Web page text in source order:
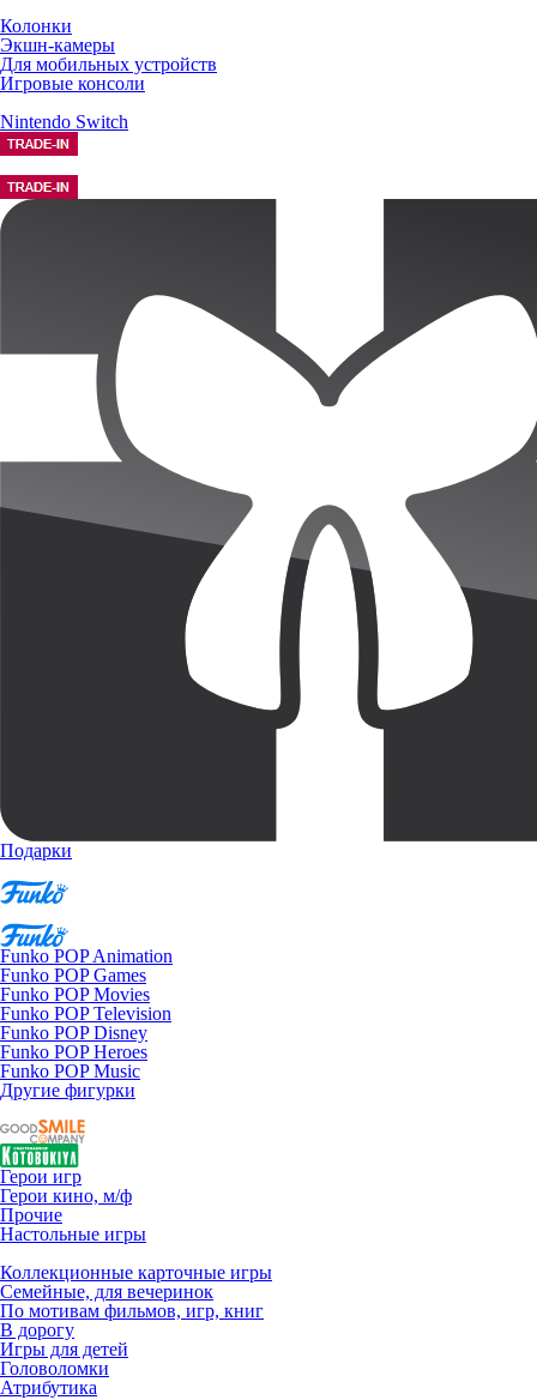
Колонки
Экшн-камеры
Для мобильных устройств
Игровые консоли
Nintendo Switch
Подарки
Funko POP Animation
Funko POP Games
Funko POP Movies
Funko POP Television
Funko POP Disney
Funko POP Heroes
Funko POP Music
Другие фигурки
Герои игр
Герои кино, м/ф
Прочие
Настольные игры
Коллекционные карточные игры
Семейные, для вечеринок
По мотивам фильмов, игр, книг
В дорогу
Игры для детей
Головоломки
Атрибутика